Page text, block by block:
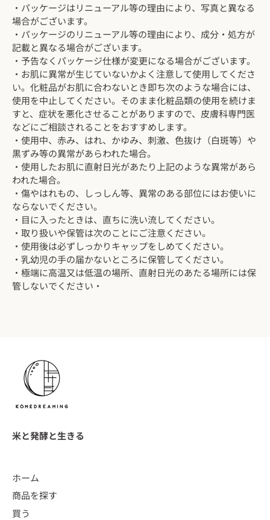
・パッケージはリニューアル等の理由により、写真と異なる
場合がございます。
・パッケージのリニューアル等の理由により、成分・処方が
記載と異なる場合がございます。
・予告なくパッケージ仕様が変更になる場合がございます。
・お肌に異常が生じていないかよく注意して使用してくださ
い。化粧品がお肌に合わないとき即ち次のような場合には、
使用を中止してください。そのまま化粧品類の使用を続けま
すと、症状を悪化させることがありますので、皮膚科専門医
などにご相談されることをおすすめします。
・使用中、赤み、はれ、かゆみ、刺激、色抜け（白斑等）や
黒ずみ等の異常があらわれた場合。
・使用したお肌に直射日光があたり上記のような異常があら
われた場合。
・傷やはれもの、しっしん等、異常のある部位にはお使いに
ならないでください。
・目に入ったときは、直ちに洗い流してください。
・取り扱いや保管は次のことにご注意ください。
・使用後は必ずしっかりキャップをしめてください。
・乳幼児の手の届かないところに保管してください。
・極端に高温又は低温の場所、直射日光のあたる場所には保
管しないでください・
米と発酵と生きる
ホーム
商品を探す
買う